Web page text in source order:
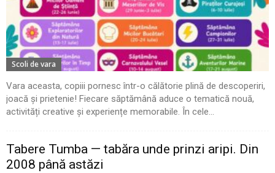
Scoli de vara
Vara aceasta, copiii pornesc într-o călătorie plină de descoperiri,
joacă și prietenie! Fiecare săptămână aduce o tematică nouă,
activități creative și experiențe memorabile. În cele...
Tabere Tumba — tabăra unde prinzi aripi. Din
2008 până astăzi